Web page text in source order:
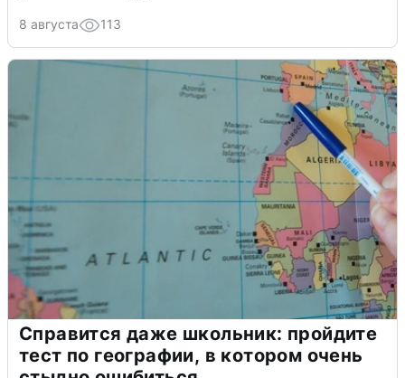
8 августа 113
Справится даже школьник: пройдите
тест по географии, в котором очень